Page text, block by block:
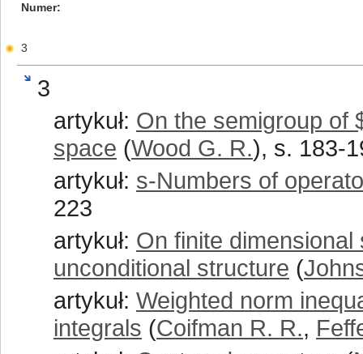
Numer
3
3
artykuł: On the semigroup of
space (Wood G. R.), s. 183-
artykuł: s-Numbers of
223
artykuł: On finite
unconditional structure (
artykuł: Weighted norm
integrals (Coifman R. R.,